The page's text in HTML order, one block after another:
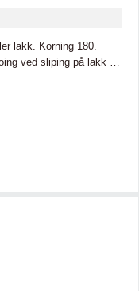
lakk. Korning 180.
ved sliping på lakk og